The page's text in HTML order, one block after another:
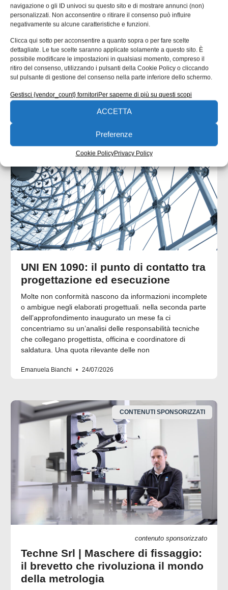
navigazione o gli ID univoci su questo sito e di mostrare annunci (non)
personalizzati. Non acconsentire o ritirare il consenso può influire
negativamente su alcune caratteristiche e funzioni.
Clicca qui sotto per acconsentire a quanto sopra o per fare scelte
dettagliate. Le tue scelte saranno applicate solamente a questo sito. È
possibile modificare le impostazioni in qualsiasi momento, compreso il
ritiro del consenso, utilizzando i pulsanti della Cookie Policy o cliccando
sul pulsante di gestione del consenso nella parte inferiore dello schermo.
Gestisci {vendor_count} fornitoriPer saperne di più su questi scopi
ACCETTA
Preferenze
Cookie PolicyPrivacy Policy
ISCRIVITI ALLA NEWSLETTER
QUADERNI DI PROGETTAZIONE
UNI EN 1090: il punto di contatto tra
progettazione ed esecuzione
Molte non conformità nascono da informazioni incomplete
o ambigue negli elaborati progettuali. nella seconda parte
dell’approfondimento inaugurato un mese fa ci
concentriamo su un’analisi delle responsabilità tecniche
che collegano progettista, officina e coordinatore di
saldatura. Una quota rilevante delle non
Emanuela Bianchi 24/07/2026
CONTENUTI SPONSORIZZATI
contenuto sponsorizzato
Techne Srl | Maschere di fissaggio:
il brevetto che rivoluziona il mondo
della metrologia